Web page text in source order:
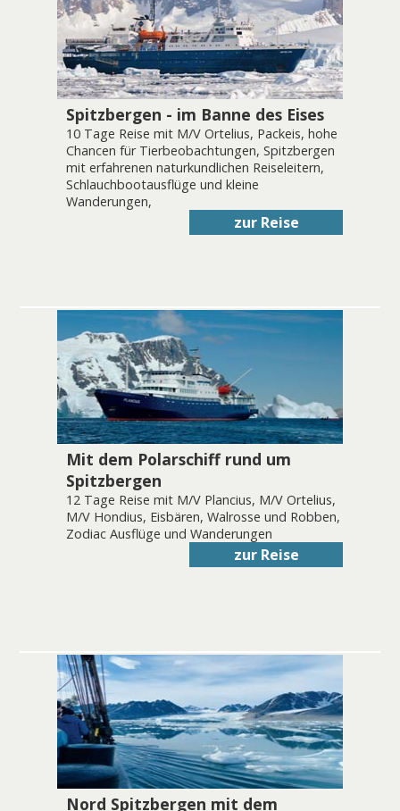
Spitzbergen - im Banne des Eises
10 Tage Reise mit M/V Ortelius, Packeis, hohe
Chancen für Tierbeobachtungen, Spitzbergen
mit erfahrenen naturkundlichen Reiseleitern,
Schlauchbootausflüge und kleine
Wanderungen,
zur Reise
Mit dem Polarschiff rund um
Spitzbergen
12 Tage Reise mit M/V Plancius, M/V Ortelius,
M/V Hondius, Eisbären, Walrosse und Robben,
Zodiac Ausflüge und Wanderungen
zur Reise
Nord Spitzbergen mit dem